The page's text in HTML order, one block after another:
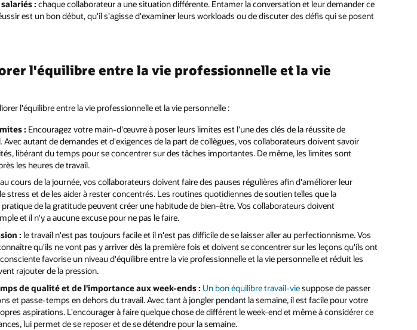
: chaque collaborateur a une situation différente. Entamer la conversation et leur demander ce
est un bon début, qu'il s'agisse d'examiner leurs workloads ou de discuter des défis qui se posent
l'équilibre entre la vie professionnelle et la vie
l'équilibre entre la vie professionnelle et la vie personnelle :
: Encouragez votre main-d'œuvre à poser leurs limites est l'une des clés de la réussite de
autant de demandes et d'exigences de la part de collègues, vos collaborateurs doivent savoir
libérant du temps pour se concentrer sur des tâches importantes. De même, les limites sont
les heures de travail.
au cours de la journée, vos collaborateurs doivent faire des pauses régulières afin d'améliorer leur
stress et de les aider à rester concentrés. Les routines quotidiennes de soutien telles que la
de la gratitude peuvent créer une habitude de bien-être. Vos collaborateurs doivent
et il n'y a aucune excuse pour ne pas le faire.
: le travail n'est pas toujours facile et il n'est pas difficile de se laisser aller au perfectionnisme. Vos
qu'ils ne vont pas y arriver dès la première fois et doivent se concentrer sur les leçons qu'ils ont
favorise un niveau d'équilibre entre la vie professionnelle et la vie personnelle et réduit les
rajouter de la pression.
de qualité et de l'importance aux week-ends : Un bon équilibre travail-viesuppose de passer
et passe-temps en dehors du travail. Avec tant à jongler pendant la semaine, il est facile pour votre
aspirations. L'encourager à faire quelque chose de différent le week-end et même à considérer ce
lui permet de se reposer et de se détendre pour la semaine.